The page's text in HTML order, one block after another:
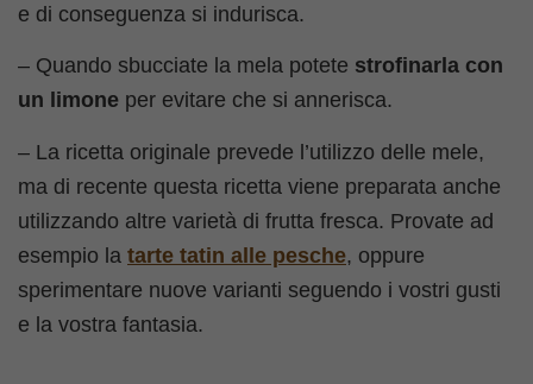
e di conseguenza si indurisca.
– Quando sbucciate la mela potete strofinarla con
un limone per evitare che si annerisca.
– La ricetta originale prevede l’utilizzo delle mele,
ma di recente questa ricetta viene preparata anche
utilizzando altre varietà di frutta fresca. Provate ad
esempio la tarte tatin alle pesche, oppure
sperimentare nuove varianti seguendo i vostri gusti
e la vostra fantasia.